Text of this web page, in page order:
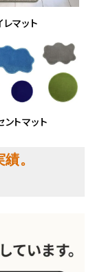
レマット
ントマット
。